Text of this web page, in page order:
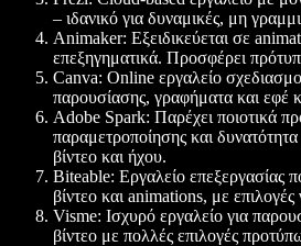
– ιδανικό για δυναμικές, μη
Animaker: Εξειδικεύεται σε
επεξηγηματικά. Προσφέρει
Canva: Online εργαλείο
παρουσίασης, γραφήματα και εφέ
Adobe Spark: Παρέχει ποιοτικά
παραμετροποίησης και
βίντεο και ήχου.
Biteable: Εργαλείο επεξεργασίας
βίντεο και animations, με
Visme: Ισχυρό εργαλείο για
βίντεο με πολλές επιλογές